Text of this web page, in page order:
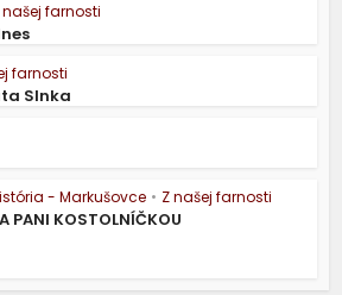
našej farnosti
farnosti
Slnka
- Markušovce • Z našej farnosti
PANI KOSTOLNÍČKOU